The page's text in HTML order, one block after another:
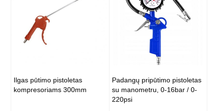
Ilgas pūtimo pistoletas
kompresoriams 300mm
Padangų pripūtimo pistoletas
su manometru, 0-16bar / 0-
220psi